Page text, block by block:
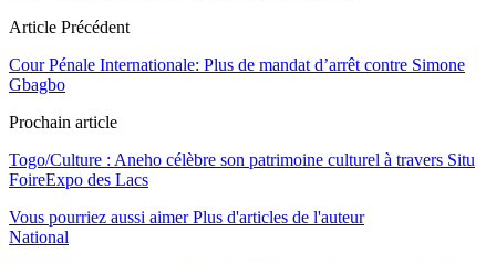
Article Précédent
Cour Pénale Internationale: Plus de mandat d’arrêt contre Simone
Gbagbo
Prochain article
Togo/Culture : Aneho célèbre son patrimoine culturel à travers Situ
FoireExpo des Lacs
Vous pourriez aussi aimer Plus d'articles de l'auteur
National